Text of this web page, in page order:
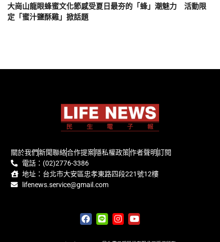
大崗山龍眼蜂蜜文化節感受夏日最夯的「蜂」潮魅力 活動限
定「蜜汁鹽酥雞」掀話題
關於我們新聞聯絡合作提案隱私權政策作者聲明訂閱
電話：(02)2776-3386
地址：台北市大安區忠孝東路四段221號12樓
lifenews.service@gmail.com